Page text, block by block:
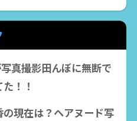
真撮影田んぼに無断で
！！
の現在は？ヘアヌード写